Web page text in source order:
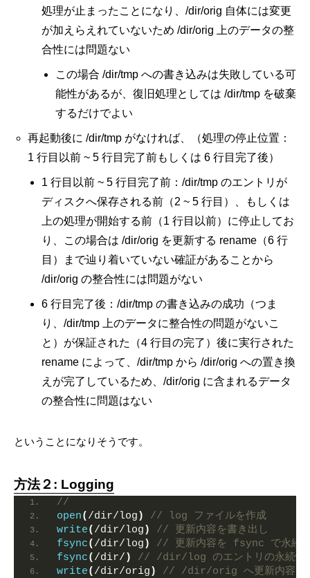
処理が止まったことになり、/dir/orig 自体には変更
が加えらえれていないため /dir/orig 上のデータの整
合性には問題ない
この場合 /dir/tmp への書き込みは失敗している可
能性があるが、 復旧処理としては /dir/tmp を破棄
するだけでよい
再起動後に /dir/tmp がなければ、
（処理の停止位置：
1 行目以前 ~ 5 行目完了前もしくは 6 行目完了後）
1 行目以前 ~ 5 行目完了前： /dir/tmp のエントリが
ディスクへ保存される前（2 ~ 5 行目）、もしくは
上の処理が開始する前（1 行目以前）に停止してお
り、この場合は /dir/orig を更新する rename（6 行
目）まで辿り着いていない確証があることから
/dir/orig の整合性には問題がない
6 行目完了後： /dir/tmp の書き込みの成功（つま
り、/dir/tmp 上のデータに整合性の問題がないこ
と）が保証された（4 行目の完了）後に実行された
rename によって、/dir/tmp から /dir/orig への置き換
えが完了しているため、/dir/orig に含まれるデータ
の整合性に問題はない
ということになりそうです。
方法２: Logging
//
open( /dir/log )
// log ファイルを作成
write( /dir/log )
// 更新内容を書き出し
fsync( /dir/log )
// 更新内容を fsync で永続
fsync( /dir/ )
// /dir/log のエントリの永続性
write( /dir/orig )
// /dir/orig へ更新内容を